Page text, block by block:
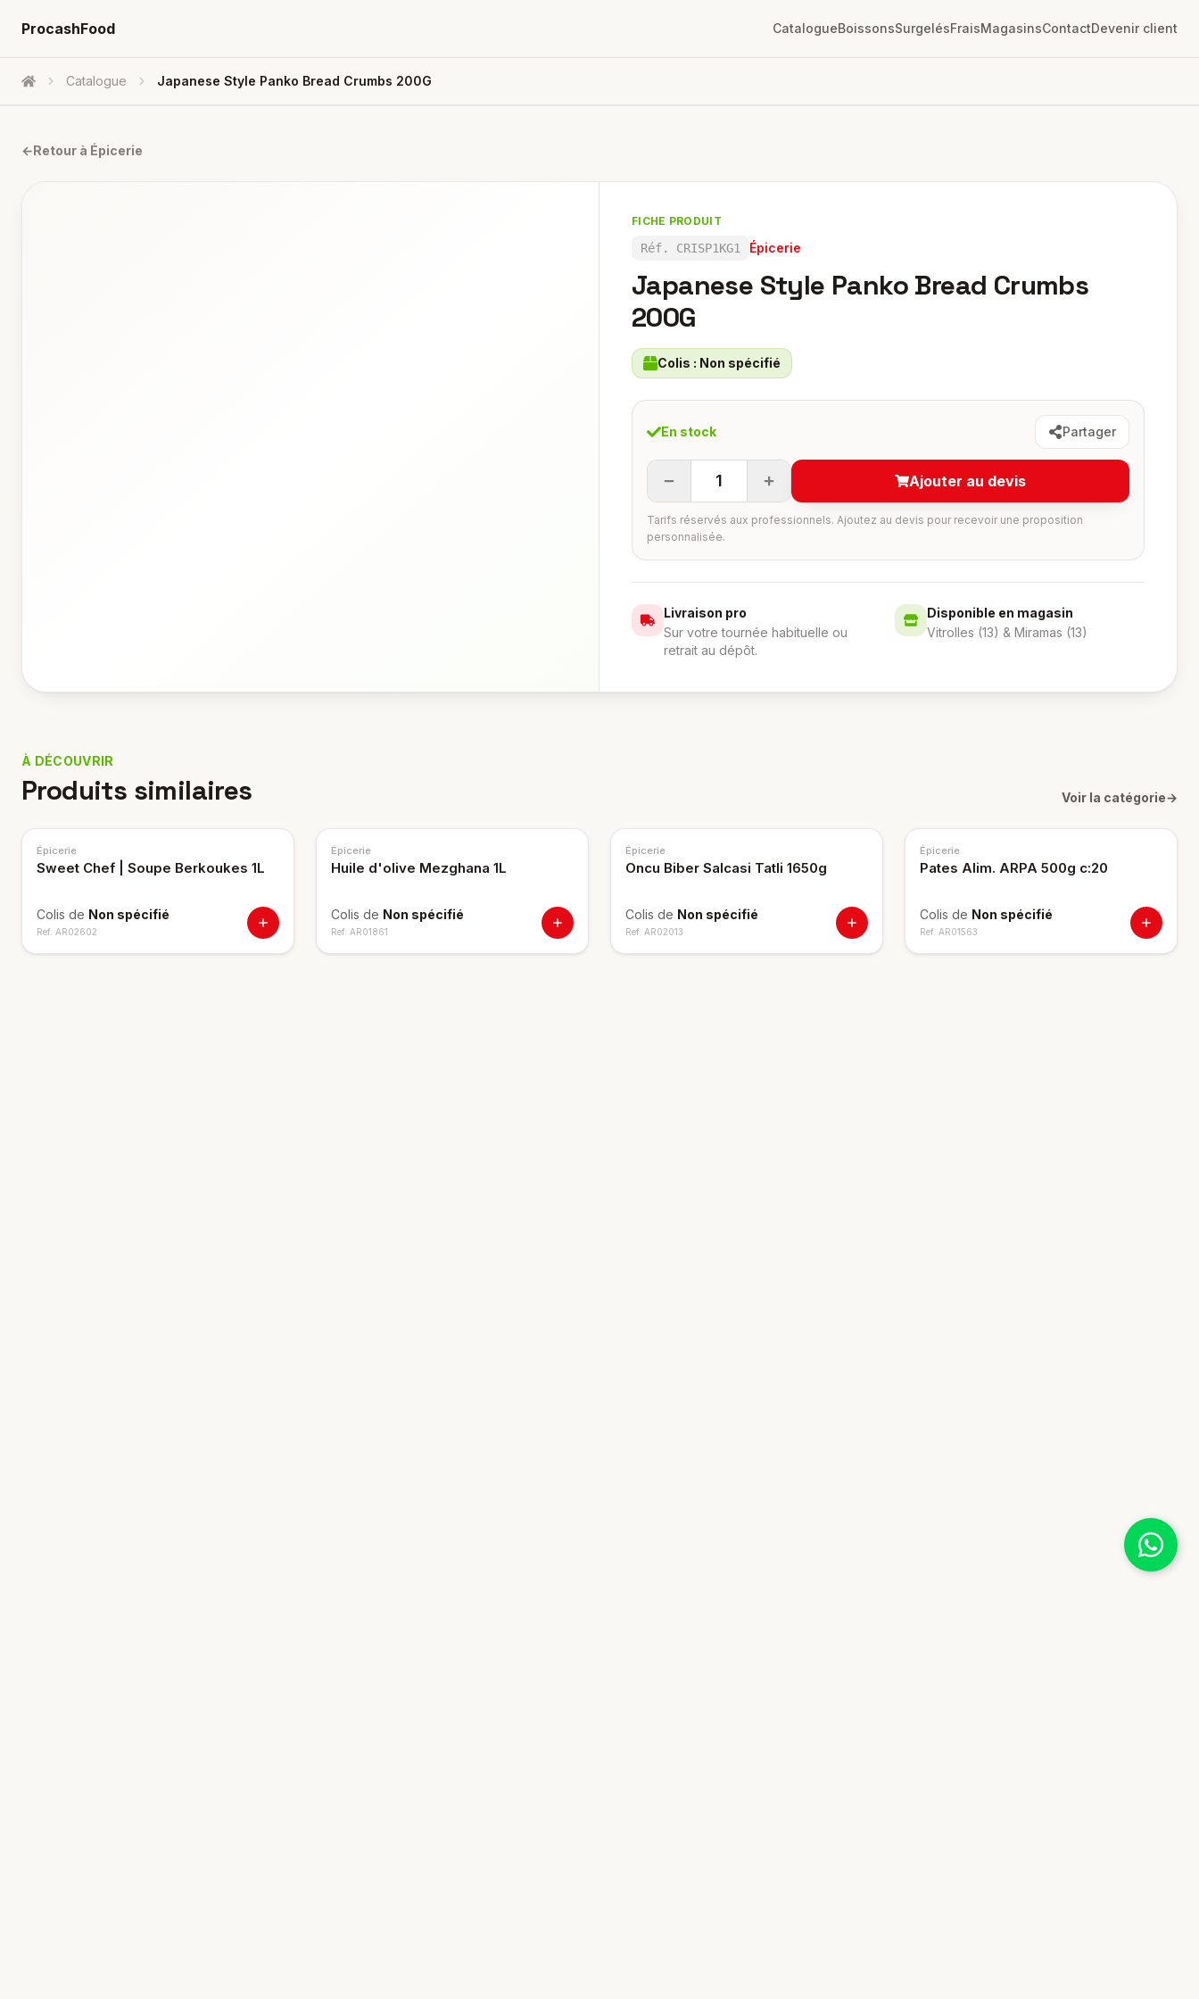
ProcashFood CatalogueBoissonsSurgelésFraisMagasinsContactDevenir client
Accueil Catalogue Japanese Style Panko Bread Crumbs 200G
←Retour à Épicerie
FICHE PRODUIT
Réf. CRISP1KG1 Épicerie
Japanese Style Panko Bread Crumbs
200G
Colis : Non spécifié
En stock Partager
1 Ajouter au devis
Tarifs réservés aux professionnels. Ajoutez au devis pour recevoir une proposition
personnalisée.
Livraison pro
Sur votre tournée habituelle ou
retrait au dépôt.
Disponible en magasin
Vitrolles (13) & Miramas (13)
À DÉCOUVRIR
Produits similaires Voir la catégorie→
Épicerie
Sweet Chef | Soupe Berkoukes 1L
Colis de Non spécifié
Ref. AR02602
Épicerie
Huile d'olive Mezghana 1L
Colis de Non spécifié
Ref. AR01861
Épicerie
Oncu Biber Salcasi Tatli 1650g
Colis de Non spécifié
Ref. AR02013
Épicerie
Pates Alim. ARPA 500g c:20
Colis de Non spécifié
Ref. AR01563